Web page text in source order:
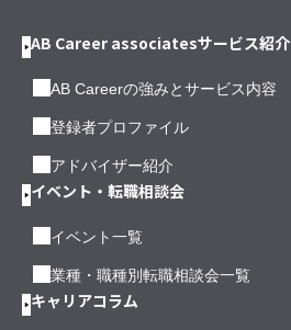
AB Career associatesサービス紹介
AB Careerの強みとサービス内容
登録者プロファイル
アドバイザー紹介
イベント・転職相談会
イベント一覧
業種・職種別転職相談会一覧
キャリアコラム